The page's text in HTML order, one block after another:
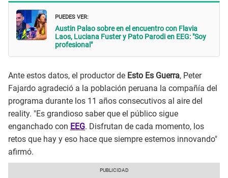
PUEDES VER:
Austin Palao sobre en el encuentro con Flavia
Laos, Luciana Fuster y Pato Parodi en EEG: "Soy
profesional"
Ante estos datos, el productor de Esto Es Guerra, Peter
Fajardo agradeció a la población peruana la compañía del
programa durante los 11 años consecutivos al aire del
reality. "Es grandioso saber que el público sigue
enganchado con EEG. Disfrutan de cada momento, los
retos que hay y eso hace que siempre estemos innovando"
afirmó.